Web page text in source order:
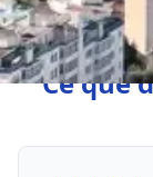
Ce que